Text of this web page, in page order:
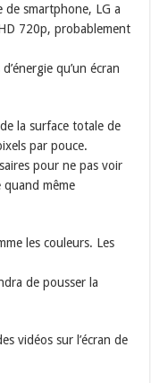
de smartphone, LG a
720p, probablement
qu’un écran
la surface totale de
par pouce.
pour ne pas voir
quand même
les couleurs. Les
de pousser la
vidéos sur l’écran de